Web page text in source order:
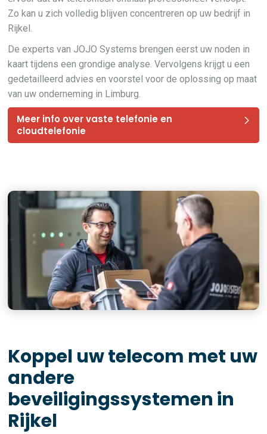
Zo kan u zich volledig blijven concentreren op uw bedrijf in
Rijkel.
De experts van JOJO Systems brengen eerst uw noden in
kaart tijdens een grondige analyse. Vervolgens krijgt u een
gedetailleerd advies en voorstel voor de oplossing op maat
van uw onderneming in Limburg.
Meer info over vaste telefonie en
cloudtelefonie
Koppel uw telecom met uw
andere
beveiligingssystemen in
Rijkel